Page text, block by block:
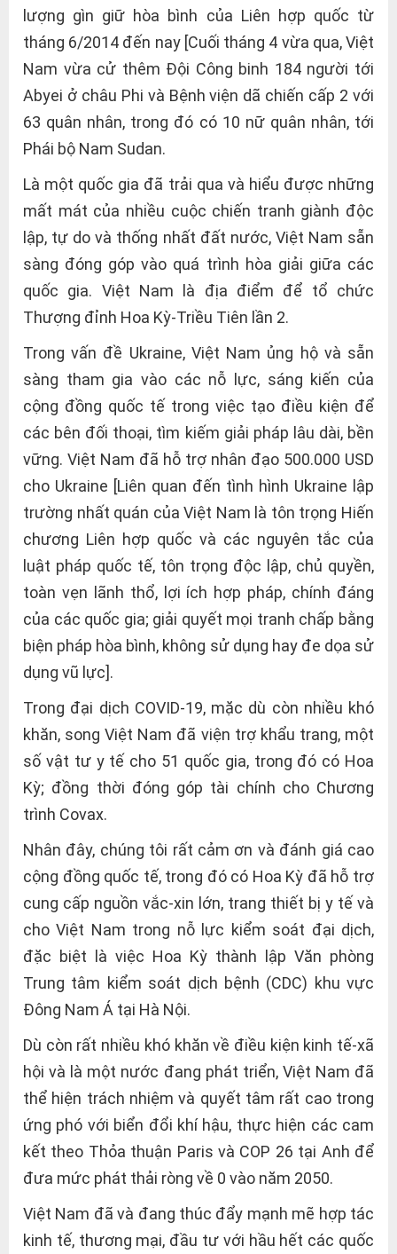
lượng gìn giữ hòa bình của Liên hợp quốc từ
tháng 6/2014 đến nay [Cuối tháng 4 vừa qua, Việt
Nam vừa cử thêm Đội Công binh 184 người tới
Abyei ở châu Phi và Bệnh viện dã chiến cấp 2 với
63 quân nhân, trong đó có 10 nữ quân nhân, tới
Phái bộ Nam Sudan.
Là một quốc gia đã trải qua và hiểu được những
mất mát của nhiều cuộc chiến tranh giành độc
lập, tự do và thống nhất đất nước, Việt Nam sẵn
sàng đóng góp vào quá trình hòa giải giữa các
quốc gia. Việt Nam là địa điểm để tổ chức
Thượng đỉnh Hoa Kỳ-Triều Tiên lần 2.
Trong vấn đề Ukraine, Việt Nam ủng hộ và sẵn
sàng tham gia vào các nỗ lực, sáng kiến của
cộng đồng quốc tế trong việc tạo điều kiện để
các bên đối thoại, tìm kiếm giải pháp lâu dài, bền
vững. Việt Nam đã hỗ trợ nhân đạo 500.000 USD
cho Ukraine [Liên quan đến tình hình Ukraine lập
trường nhất quán của Việt Nam là tôn trọng Hiến
chương Liên hợp quốc và các nguyên tắc của
luật pháp quốc tế, tôn trọng độc lập, chủ quyền,
toàn vẹn lãnh thổ, lợi ích hợp pháp, chính đáng
của các quốc gia; giải quyết mọi tranh chấp bằng
biện pháp hòa bình, không sử dụng hay đe dọa sử
dụng vũ lực].
Trong đại dịch COVID-19, mặc dù còn nhiều khó
khăn, song Việt Nam đã viện trợ khẩu trang, một
số vật tư y tế cho 51 quốc gia, trong đó có Hoa
Kỳ; đồng thời đóng góp tài chính cho Chương
trình Covax.
Nhân đây, chúng tôi rất cảm ơn và đánh giá cao
cộng đồng quốc tế, trong đó có Hoa Kỳ đã hỗ trợ
cung cấp nguồn vắc-xin lớn, trang thiết bị y tế và
cho Việt Nam trong nỗ lực kiểm soát đại dịch,
đặc biệt là việc Hoa Kỳ thành lập Văn phòng
Trung tâm kiểm soát dịch bệnh (CDC) khu vực
Đông Nam Á tại Hà Nội.
Dù còn rất nhiều khó khăn về điều kiện kinh tế-xã
hội và là một nước đang phát triển, Việt Nam đã
thể hiện trách nhiệm và quyết tâm rất cao trong
ứng phó với biển đổi khí hậu, thực hiện các cam
kết theo Thỏa thuận Paris và COP 26 tại Anh để
đưa mức phát thải ròng về 0 vào năm 2050.
Việt Nam đã và đang thúc đẩy mạnh mẽ hợp tác
kinh tế, thương mại, đầu tư với hầu hết các quốc